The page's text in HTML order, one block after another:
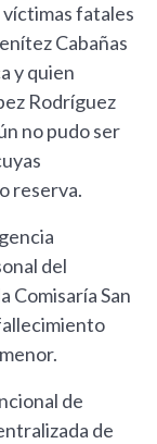
fatales
Cabañas
y quien
Rodríguez
no pudo ser
reserva.
del
Comisaría San
de
de